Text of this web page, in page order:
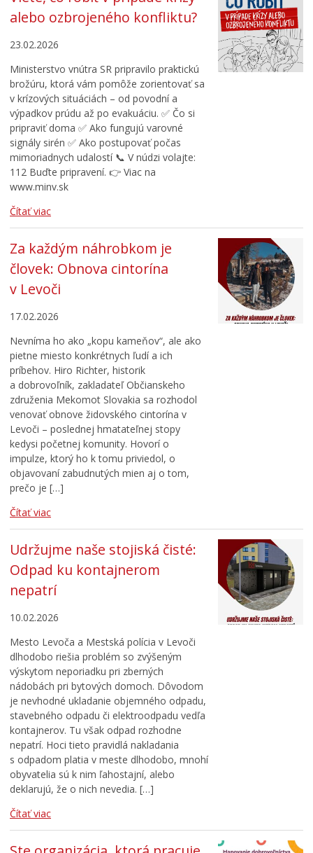
alebo ozbrojeného konfliktu?
23.02.2026
Ministerstvo vnútra SR pripravilo praktickú
brožúru, ktorá vám pomôže zorientovať sa
v krízových situáciách – od povodní a
výpadkov prúdu až po evakuáciu. ✅ Čo si
pripraviť doma ✅ Ako fungujú varovné
signály sirén ✅ Ako postupovať počas
mimoriadnych udalostí 📞 V núdzi volajte:
112 Buďte pripravení. 👉 Viac na
www.minv.sk
Čítať viac
Za každým náhrobkom je
človek: Obnova cintorína
v Levoči
17.02.2026
Nevníma ho ako „kopu kameňov“, ale ako
pietne miesto konkrétnych ľudí a ich
príbehov. Hiro Richter, historik
a dobrovoľník, zakladateľ Občianskeho
združenia Mekomot Slovakia sa rozhodol
venovať obnove židovského cintorína v
Levoči – poslednej hmatateľnej stopy
kedysi početnej komunity. Hovorí o
impulze, ktorý ho k tomu priviedol, o
objavovaní zabudnutých mien aj o tom,
prečo je […]
Čítať viac
Udržujme naše stojiská čisté:
Odpad ku kontajnerom
nepatrí
10.02.2026
Mesto Levoča a Mestská polícia v Levoči
dlhodobo riešia problém so zvýšeným
výskytom neporiadku pri zberných
nádobách pri bytových domoch. Dôvodom
je nevhodné ukladanie objemného odpadu,
stavebného odpadu či elektroodpadu vedľa
kontajnerov. Tu však odpad rozhodne
nepatrí. Hoci tieto pravidlá nakladania
s odpadom platia v meste dlhodobo, mnohí
obyvatelia sú k nim ľahostajní, alebo
deklarujú, že o nich nevedia. […]
Čítať viac